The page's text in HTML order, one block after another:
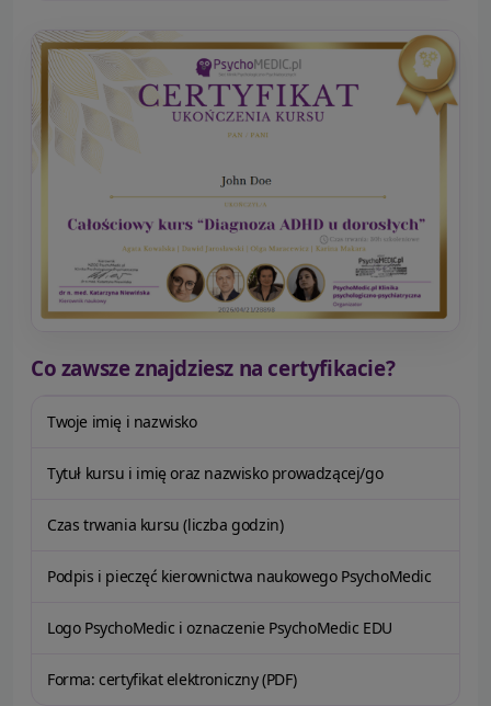
Co zawsze znajdziesz na certyfikacie?
Twoje imię i nazwisko
Tytuł kursu i imię oraz nazwisko prowadzącej/go
Czas trwania kursu (liczba godzin)
Podpis i pieczęć kierownictwa naukowego PsychoMedic
Logo PsychoMedic i oznaczenie PsychoMedic EDU
Forma: certyfikat elektroniczny (PDF)